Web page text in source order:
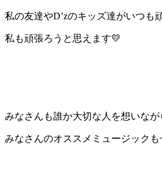
私の友達やD’zのキッズ達がいつも
私も頑張ろうと思えます💛
みなさんも誰か大切な人を想いなが
みなさんのオススメミュージック